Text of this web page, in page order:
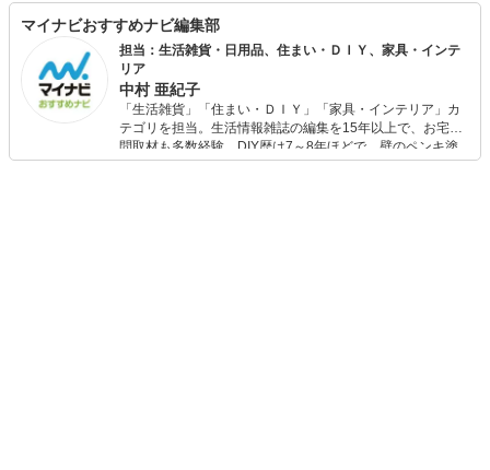
もある。テレビ「マツコの知らない世界」ではボールペン
の人、「嵐にしやがれ」ではシステム手帳の人として出
演。
マイナビおすすめナビ編集部
担当：生活雑貨・日用品、住まい・ＤＩＹ、家具・インテ
リア
中村 亜紀子
「生活雑貨」「住まい・ＤＩＹ」「家具・インテリア」カ
テゴリを担当。生活情報雑誌の編集を15年以上で、お宅訪
問取材も多数経験。DIY歴は7～8年ほどで、壁のペンキ塗
りや壁紙チェンジなどもチャレンジ済み。初心者でもモノ